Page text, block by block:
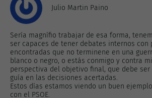
Julio Martin Paino
Sería magnífio trabajar de esa forma,
ser capaces de tener debates internos con
encontradas que no terminene en una
blanco o negro, o estás conmigo y contra
perspectiva del objetivo final, que debe
guía en las decisiones acertadas.
Estos días estamos viendo un buen
con el PSOE.